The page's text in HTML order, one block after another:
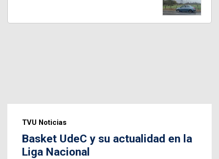
TVU Noticias
Basket UdeC y su actualidad en la
Liga Nacional